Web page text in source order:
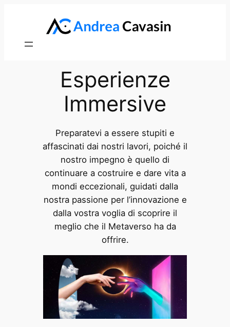
Esperienze
Immersive
Preparatevi a essere stupiti e
affascinati dai nostri lavori, poiché il
nostro impegno è quello di
continuare a costruire e dare vita a
mondi eccezionali, guidati dalla
nostra passione per l’innovazione e
dalla vostra voglia di scoprire il
meglio che il Metaverso ha da
offrire.